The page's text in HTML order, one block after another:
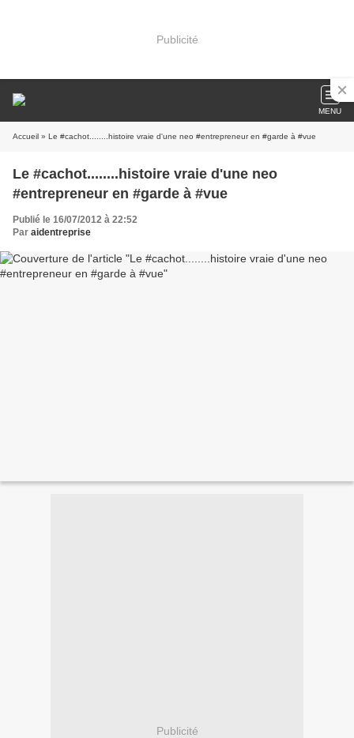
Publicité
MENU
Accueil » Le #cachot........histoire vraie d'une neo #entrepreneur en #garde à #vue
Le #cachot........histoire vraie d'une neo
#entrepreneur en #garde à #vue
Publié le 16/07/2012 à 22:52
Par aidentreprise
Publicité